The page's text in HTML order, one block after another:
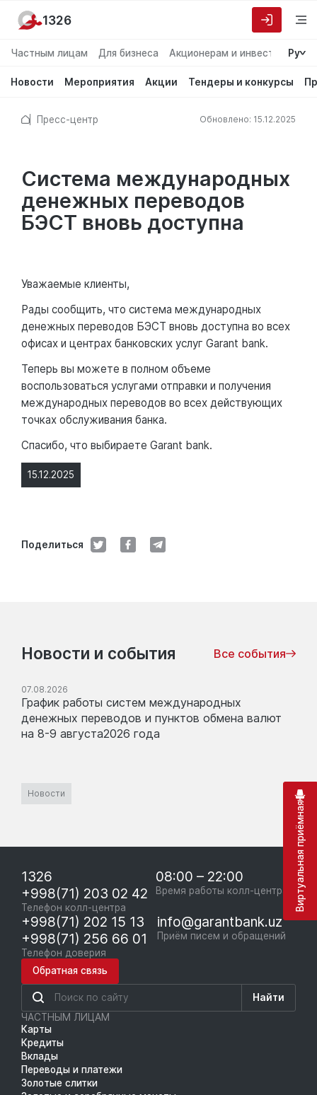
Частным лицам Для бизнеса Акционерам и инвесторам
Ру
Новости Мероприятия Акции Тендеры и конкурсы
1326
Пресс-центр Обновлено: 15.12.2025
Система международных
денежных переводов
БЭСТ вновь доступна
15.12.2025
Поделиться
Уважаемые клиенты,
Рады сообщить, что система международных
денежных переводов БЭСТ вновь доступна во всех
офисах и центрах банковских услуг Garant bank.
Теперь вы можете в полном объеме
воспользоваться услугами отправки и получения
международных переводов во всех действующих
точках обслуживания банка.
Спасибо, что выбираете Garant bank.
Новости и события Все события
07.08.2026
График работы систем международных
денежных переводов и пунктов обмена валют
на 8-9 августа2026 года
Новости
1326
+998(71) 203 02 42
Телефон колл-центра
08:00 – 22:00
Время работы колл-центра
+998(71) 202 15 13
+998(71) 256 66 01
Телефон доверия
info@garantbank.uz
Приём писем и обращений
Обратная связь
Найти
ЧАСТНЫМ ЛИЦАМ
Карты
Кредиты
Вклады
Переводы и платежи
Золотые слитки
Виртуальная приёмная